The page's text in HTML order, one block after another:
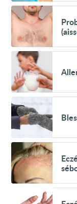
la
lumière
Voir
Problèmes
peau
sous
les
bras
(aisselles)
Voir
Allergie
au
lait
de
vache
chez
l'enfant
Blessures
par
(engelures)
Voir
Eczéma
séborrhéique
(dermatite
séborrhéique)
Eczéma